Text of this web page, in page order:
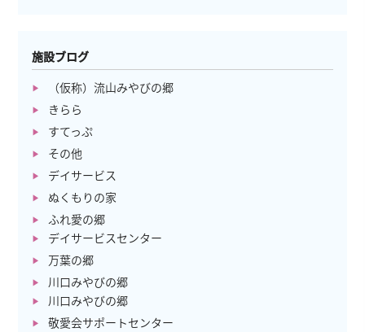
施設ブログ
（仮称）流山みやびの郷
きらら
すてっぷ
その他
デイサービス
ぬくもりの家
ふれ愛の郷
デイサービスセンター
万葉の郷
川口みやびの郷
川口みやびの郷
敬愛会サポートセンター